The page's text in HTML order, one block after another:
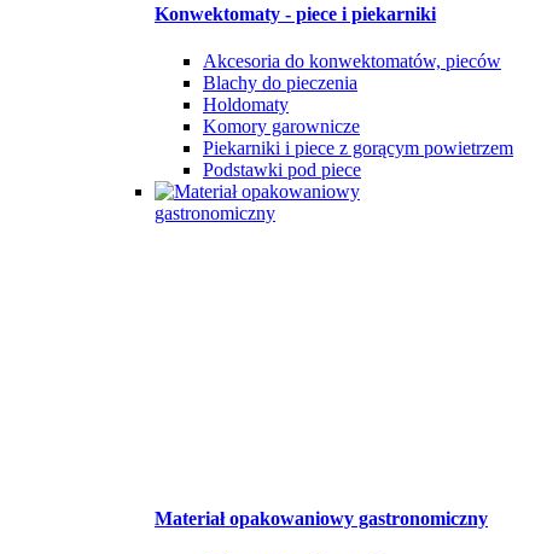
Konwektomaty - piece i piekarniki
Akcesoria do konwektomatów, pieców
Blachy do pieczenia
Holdomaty
Komory garownicze
Piekarniki i piece z gorącym powietrzem
Podstawki pod piece
Materiał opakowaniowy gastronomiczny